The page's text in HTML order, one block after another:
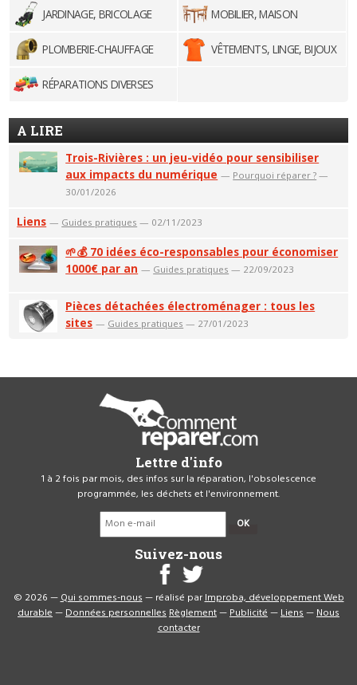
JARDINAGE, BRICOLAGE
MOBILIER, MAISON
PLOMBERIE-CHAUFFAGE VÊTEMENTS, LINGE, BIJOUX
RÉPARATIONS DIVERSES
A LIRE
Trois-Rivières : un jeu-vidéo pour sensibiliser
aux impacts du numérique — Pourquoi réparer ? —
30/01/2026
Liens — Guides pratiques — 02/11/2023
🌱💰 70 idées éco-responsables pour économiser
1000€ par an — Guides pratiques — 22/09/2023
Pièces détachées électroménager : tous les
sites — Guides pratiques — 27/01/2023
Lettre d'info
1 à 2 fois par mois, des infos sur la réparation, l'obsolescence
programmée, les déchets et l'environnement.
OK
Suivez-nous
© 2026 —Qui sommes-nous— réalisé parImproba, développement Web
durable—Données personnellesRèglement—Publicité—Liens—Nous
contacter